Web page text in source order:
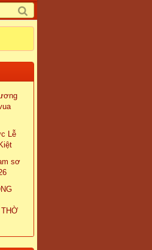
Lễ
sơ